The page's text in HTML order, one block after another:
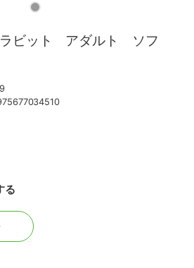
ビット アダルト ソフ
る